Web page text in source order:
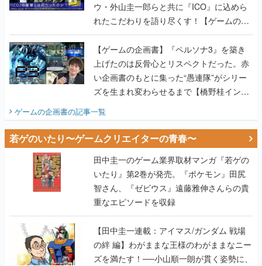
ウ・外山圭一郎らと共に『ICO』に込めら
れたこだわりを語り尽くす！【ゲームの企
画書】
【ゲームの企画書】『ペルソナ3』を築き
上げたのは反骨心とリスペクトだった。赤
い企画書のもとに集った“愚連隊”がシリー
ズを生まれ変わらせるまで【橋野桂インタ
ビュー】
ゲームの企画書の記事一覧
若ゲのいたり〜ゲームクリエイターの青春〜
田中圭一のゲーム業界取材マンガ『若ゲの
いたり』第2巻が発売。『ポケモン』田尻
智さん、『ゼビウス』遠藤雅伸さんらの貴
重なエピソードを収録
【田中圭一連載：アイマス/ガンダム 戦場
の絆 編】わがままな王様のわがままなニー
ズを満たす！──小山順一朗が貫く姿勢に、